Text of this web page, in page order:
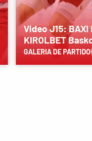
Video J15: BAXI
KIROLBET
GALERIA DE PARTIDO